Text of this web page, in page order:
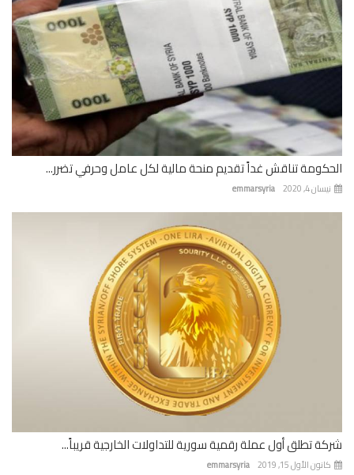
تناقش غداً تقديم منحة مالية لكل عامل وحرفي تضرر...
emmarsyria 4, 2020
تطلق أول عملة رقمية سورية للتداولات الخارجية قريباً...
emmarsyria الأول 15, 2019